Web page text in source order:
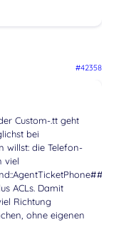
#42358
Custom-.tt geht
bei
willst: die Telefon-
viel
ACLs. Damit
Richtung
ohne eigenen